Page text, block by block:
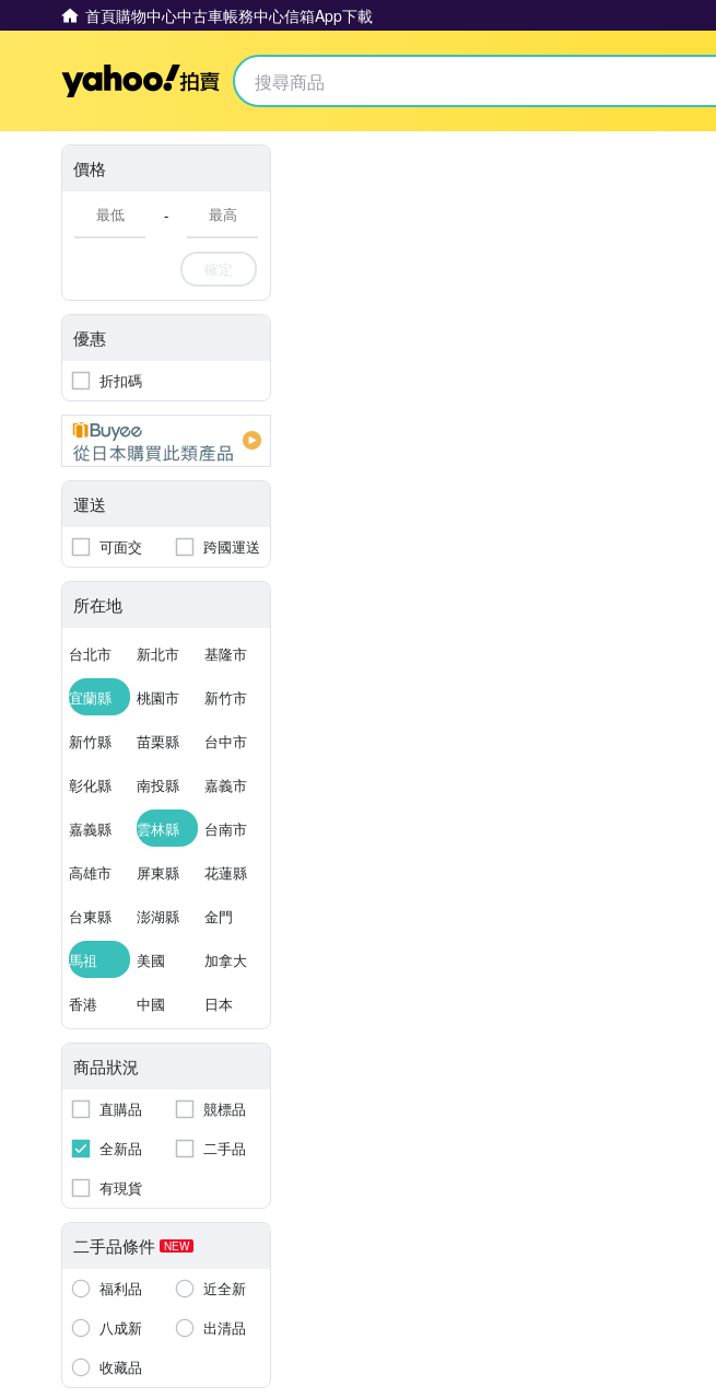
首頁購物中心中古車帳務中心信箱App下載
Yahoo拍賣
價格
-
確定
優惠
折扣碼
運送
可面交 跨國運送
所在地
台北市 新北市 基隆市
宜蘭縣 桃園市 新竹市
新竹縣 苗栗縣 台中市
彰化縣 南投縣 嘉義市
嘉義縣 雲林縣 台南市
高雄市 屏東縣 花蓮縣
台東縣 澎湖縣 金門
馬祖 美國 加拿大
香港 中國 日本
商品狀況
直購品
競標品
全新品
二手品
有現貨
二手品條件 NEW
福利品
近全新
八成新
出清品
收藏品